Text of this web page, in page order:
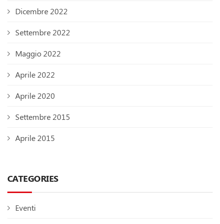
Dicembre 2022
Settembre 2022
Maggio 2022
Aprile 2022
Aprile 2020
Settembre 2015
Aprile 2015
CATEGORIES
Eventi